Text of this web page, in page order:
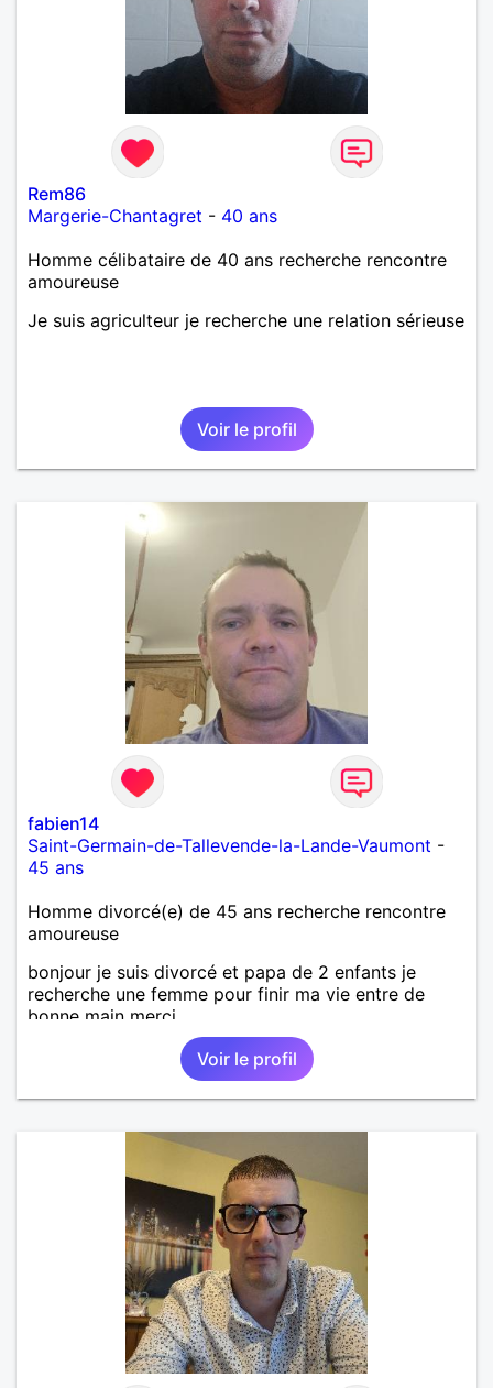
Rem86
Margerie-Chantagret - 40 ans
Homme célibataire de 40 ans recherche rencontre
amoureuse
Je suis agriculteur je recherche une relation sérieuse
Voir le profil
fabien14
Saint-Germain-de-Tallevende-la-Lande-Vaumont -
45 ans
Homme divorcé(e) de 45 ans recherche rencontre
amoureuse
bonjour je suis divorcé et papa de 2 enfants je
recherche une femme pour finir ma vie entre de
bonne main merci
Voir le profil